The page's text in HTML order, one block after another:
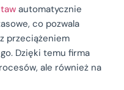
automatycznie
co pozwala
przeciążeniem
Dzięki temu firma
ale również na